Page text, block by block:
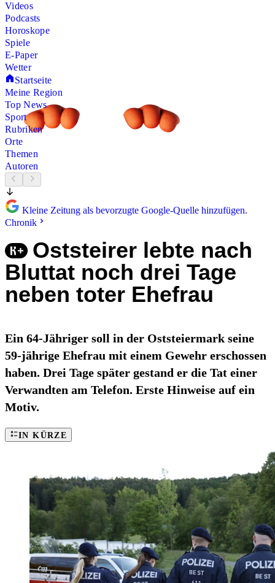
Videos
Podcasts
Horoskope
Spiele
E-Paper
Wetter
Startseite
Meine Region
Top News
Sport
Rubriken
Orte
Themen
Autoren
Kleine Zeitung als bevorzugte Google-Quelle hinzufügen.
Chronik
Oststeirer lebte nach
Bluttat noch drei Tage
neben toter Ehefrau
Ein 64-Jähriger soll in der Oststeiermark seine
59-jährige Ehefrau mit einem Gewehr erschossen
haben. Drei Tage später gestand er die Tat einer
Verwandten am Telefon. Erste Hinweise auf ein
Motiv.
IN KÜRZE